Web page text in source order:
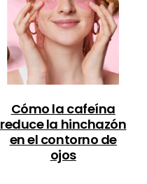
Cómo la cafeína
reduce la hinchazón
en el contorno de
ojos